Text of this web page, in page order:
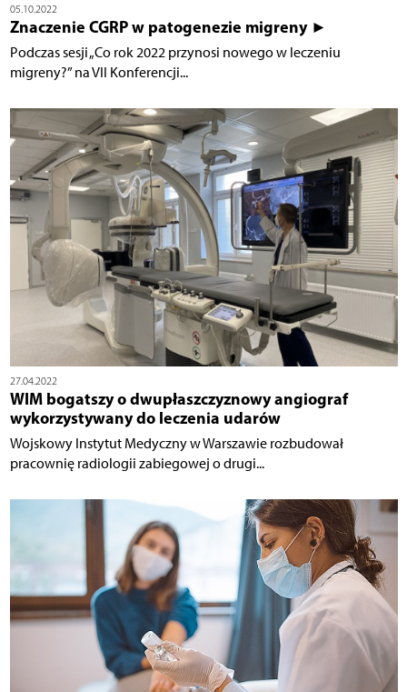
05.10.2022
Znaczenie CGRP w patogenezie migreny ►
Podczas sesji „Co rok 2022 przynosi nowego w leczeniu
migreny?” na VII Konferencji...
27.04.2022
WIM bogatszy o dwupłaszczyznowy angiograf
wykorzystywany do leczenia udarów
Wojskowy Instytut Medyczny w Warszawie rozbudował
pracownię radiologii zabiegowej o drugi...